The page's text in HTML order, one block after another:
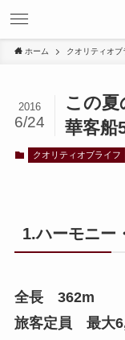
ホーム クオリティオブ
この
華客船
2016
6/24
クオリティオブライフ
1.ハーモニー
全長 362m
旅客定員 最大